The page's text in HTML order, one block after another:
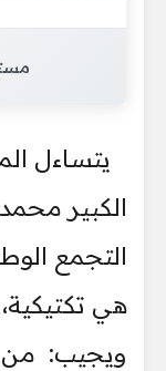
يتساءل
الكبير
التجمع
هي
ويجيب: من